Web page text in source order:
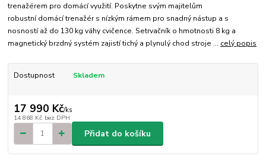
trenažérem pro domácí využití. Poskytne svým majitelům
robustní domácí trenažér s nízkým rámem pro snadný nástup a s
nosností až do 130 kg váhy cvičence. Setrvačník o hmotnosti 8 kg a
magnetický brzdný systém zajistí tichý a plynulý chod stroje ... celý popis
Dostupnost Skladem
17 990 Kč/ks
14 868 Kč bez DPH
Přidat do košíku